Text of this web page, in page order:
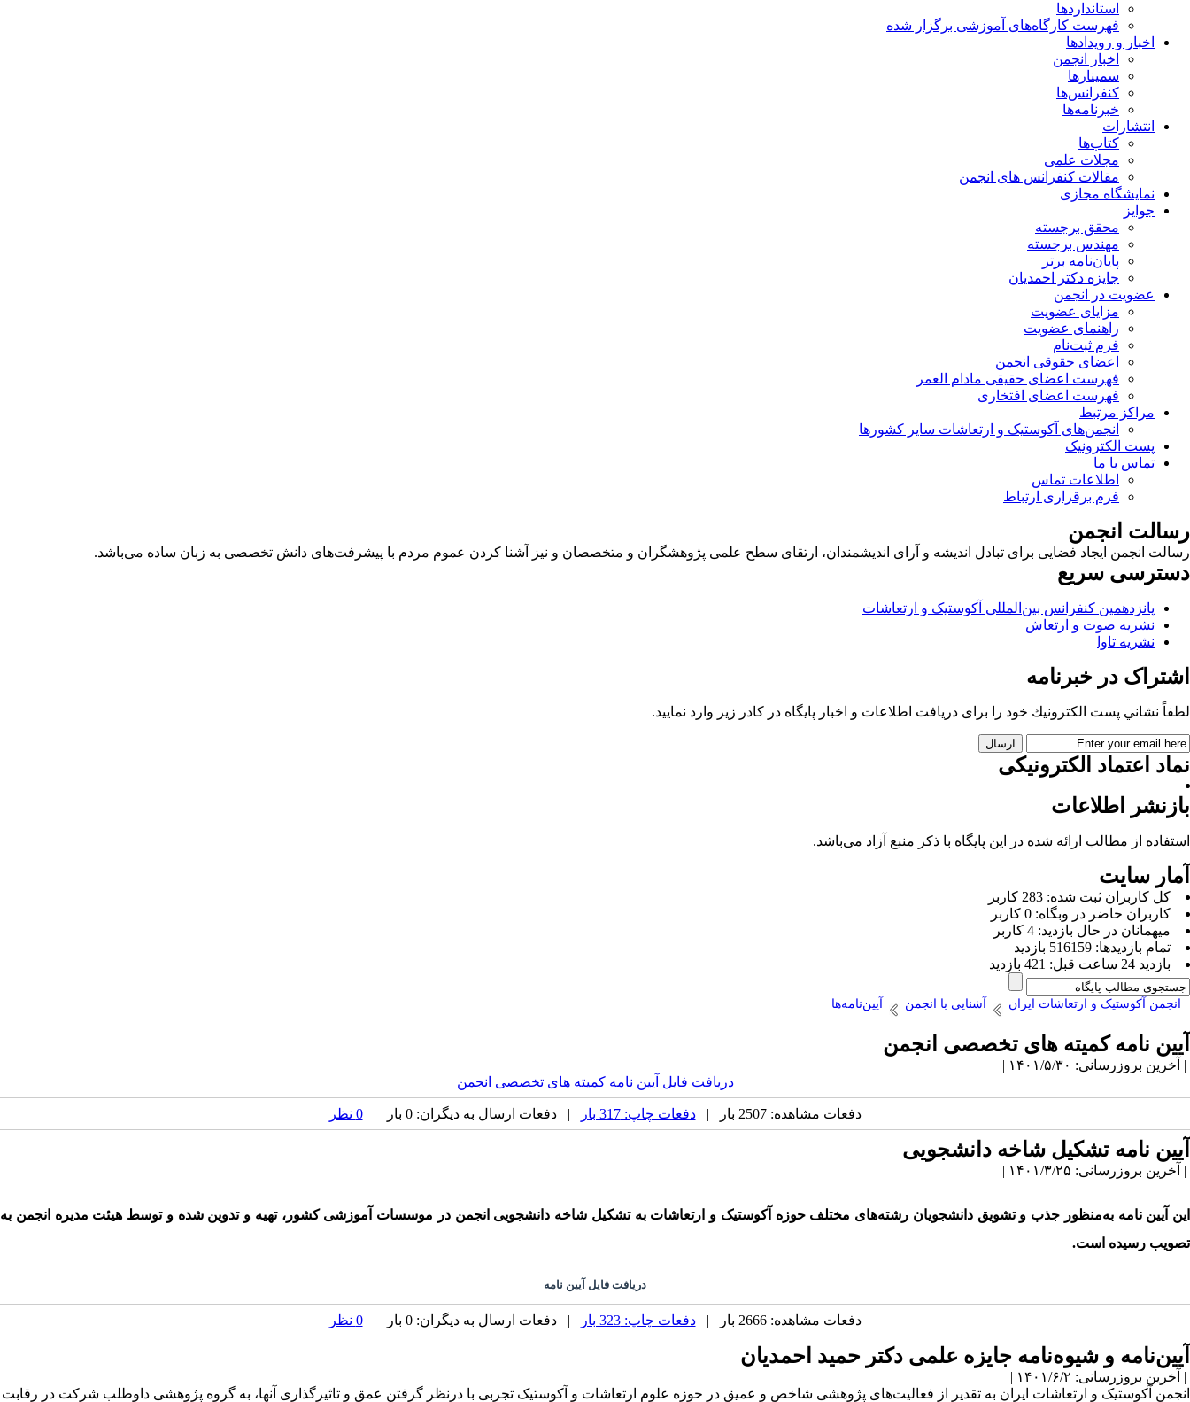
استانداردها
فهرست کارگاه‌های آموزشی برگزار شده
اخبار و رویدادها
اخبار انجمن
سمینارها
کنفرانس‌ها
خبرنامه‌ها
انتشارات
کتاب‌ها
مجلات علمی
مقالات کنفرانس های انجمن
نمایشگاه مجازی
جوایز
محقق برجسته
مهندس برجسته
پایان‌نامه برتر
جایزه دکتر احمدیان
عضویت در انجمن
مزایای عضویت
راهنمای عضویت
فرم ثبت‌نام
اعضای حقوقی انجمن
فهرست اعضای حقیقی مادام‌ العمر
فهرست اعضای افتخاری
مراکز مرتبط
انجمن‌های آکوستیک و ارتعاشات سایر کشورها
پست الکترونیک
تماس با ما
اطلاعات تماس
فرم برقراری ارتباط
رسالت انجمن
رسالت انجمن ایجاد فضایی برای تبادل اندیشه و آرای اندیشمندان، ارتقای سطح علمی پژوهشگران و متخصصان و نیز آشنا کردن عموم مردم با پیشرفت‌های دانش تخصصی به زبان ساده می‌باشد.
دسترسی سریع
پانزدهمین کنفرانس بین‌المللی آکوستیک و ارتعاشات
نشریه صوت و ارتعاش
نشریه تاوا
اشتراک در خبرنامه
لطفاً نشاني پست الكترونيك خود را برای دريافت اطلاعات و اخبار پايگاه در كادر زير وارد نمایید.
نماد اعتماد الکترونیکی
بازنشر اطلاعات
استفاده از مطالب ارائه شده در این پایگاه با ذکر منبع آزاد می‌باشد.
آمار سایت
كل کاربران ثبت شده: 283 کاربر
کاربران حاضر در وبگاه: 0 کاربر
ميهمانان در حال بازديد: 4 کاربر
تمام بازديد‌ها: 516159 بازدید
بازديد 24 ساعت قبل: 421 بازدید
انجمن آکوستیک و ارتعاشات ایران آشنایی با انجمن آیین‌نامه‌ها
آیین نامه کمیته های تخصصی انجمن
| آخرین بروزرسانی: ۱۴۰۱/۵/۳۰ |
دریافت فایل آیین نامه کمیته های تخصصی انجمن
دفعات مشاهده: 2507 بار | دفعات چاپ: 317 بار | دفعات ارسال به دیگران: 0 بار | 0 نظر
آیین نامه تشکیل شاخه دانشجویی
| آخرین بروزرسانی: ۱۴۰۱/۳/۲۵ |
این آیین نامه به‌منظور جذب و تشویق دانشجویان رشته‌های مختلف حوزه آکوستیک و ارتعاشات به تشکیل شاخه دانشجویی انجمن در موسسات آموزشی کشور، تهیه و تدوین شده و توسط هیئت مدیره انجمن به
تصویب رسیده است.
دریافت فایل آیین نامه
دفعات مشاهده: 2666 بار | دفعات چاپ: 323 بار | دفعات ارسال به دیگران: 0 بار | 0 نظر
آیین‌نامه و شیوه‌نامه جایزه علمی دکتر حمید احمدیان
| آخرین بروزرسانی: ۱۴۰۱/۶/۲ |
انجمن آکوستیک و ارتعاشات ایران به تقدیر از فعالیت‌های پژوهشی شاخص و عمیق در حوزه علوم ارتعاشات و آکوستیک تجربی با درنظر گرفتن عمق و تاثیرگذاری آنها، به گروه پژوهشی داوطلب شرکت در رقابت